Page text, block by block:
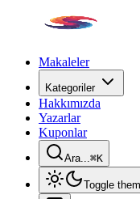
Makaleler
Kategoriler
Hakkımızda
Yazarlar
Kuponlar
Ara...⌘K
Toggle